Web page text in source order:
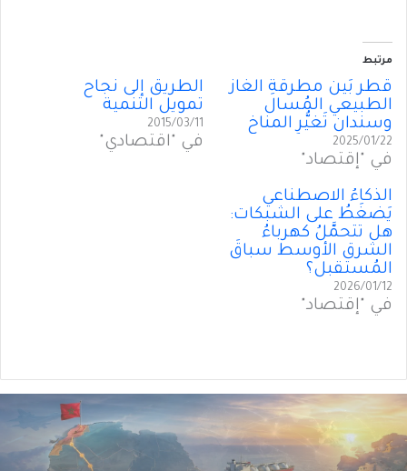
مرتبط
قطر بَينَ مطرقةِ الغاز
الطبيعي المُسال
وسندان تَغيُّرِ المناخ
2025/01/22
في "إقتصاد"
الطريق إلى نجاح
تمويل التنمية
2015/03/11
في "اقتصادي"
الذكاءُ الاصطناعي
يَضغَطُ على الشبكات:
هل تتحمَّلُ كهرباءُ
الشرق الأوسط سباقَ
المُستقبل؟
2026/01/12
في "إقتصاد"